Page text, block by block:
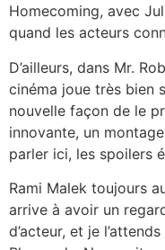
Homecoming, avec
quand les acteurs
D’ailleurs, dans Mr.
cinéma joue très bien
nouvelle façon de le
innovante, un
parler ici, les spoilers
Rami Malek toujours
arrive à avoir un
d’acteur, et je